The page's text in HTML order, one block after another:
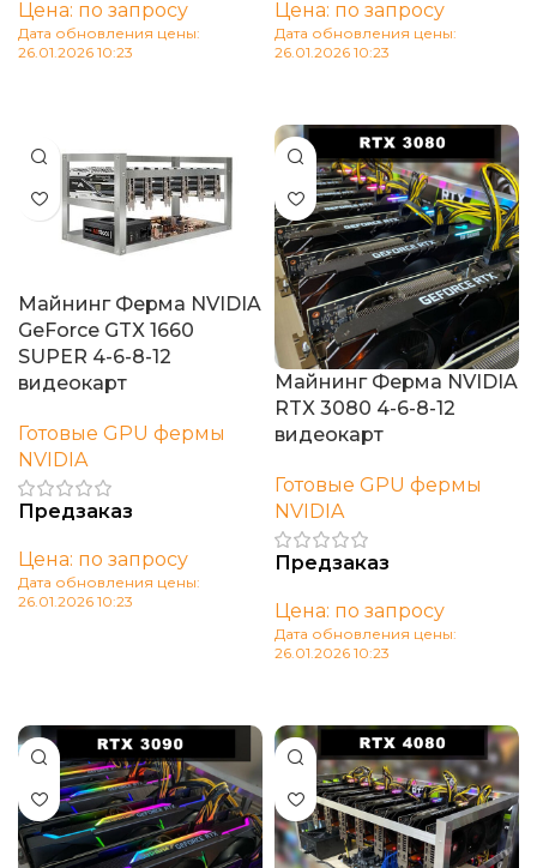
Цена: по запросу
Дата обновления цены:
26.01.2026 10:23
Цена: по запросу
Дата обновления цены:
26.01.2026 10:23
Майнинг Ферма NVIDIA
GeForce GTX 1660
SUPER 4-6-8-12
видеокарт
Готовые GPU фермы
NVIDIA
Предзаказ
Цена: по запросу
Дата обновления цены:
26.01.2026 10:23
Майнинг Ферма NVIDIA
RTX 3080 4-6-8-12
видеокарт
Готовые GPU фермы
NVIDIA
Предзаказ
Цена: по запросу
Дата обновления цены:
26.01.2026 10:23